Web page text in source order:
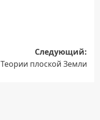
Следующий:
Теории плоской Земли